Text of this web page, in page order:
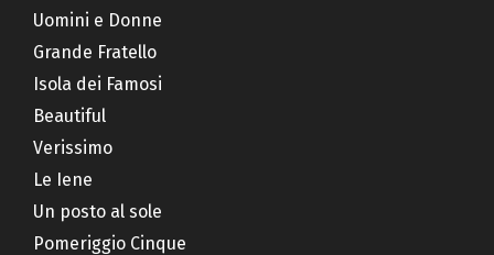
Uomini e Donne
Grande Fratello
Isola dei Famosi
Beautiful
Verissimo
Le Iene
Un posto al sole
Pomeriggio Cinque